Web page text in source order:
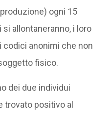
ogni 15
allontaneranno, i loro
anonimi che non
fisico.
dei due individui
trovato positivo al